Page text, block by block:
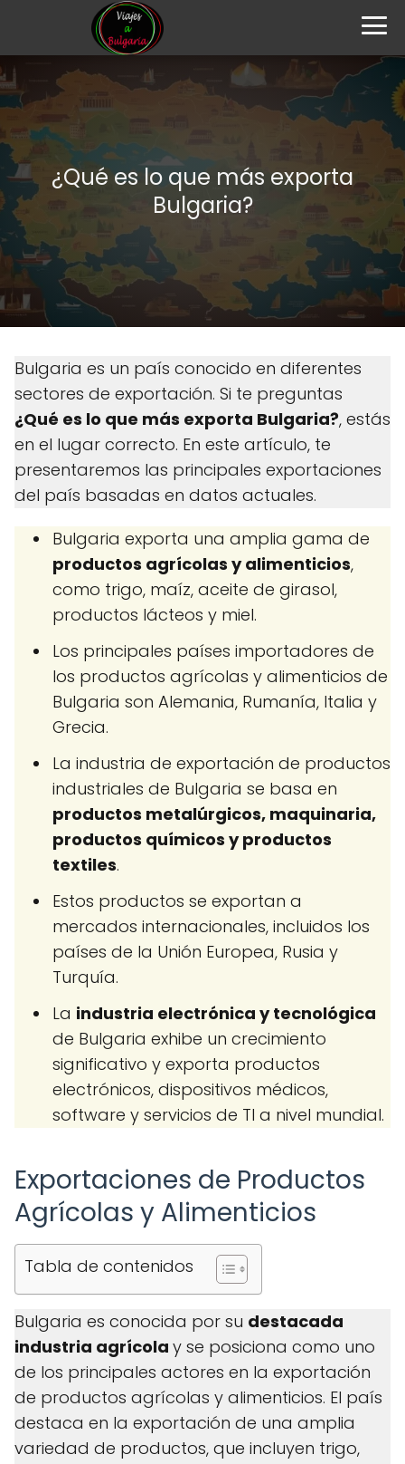
¿Qué es lo que más exporta
Bulgaria?
Bulgaria es un país conocido en diferentes
sectores de exportación. Si te preguntas
¿Qué es lo que más exporta Bulgaria?, estás
en el lugar correcto. En este artículo, te
presentaremos las principales exportaciones
del país basadas en datos actuales.
Bulgaria exporta una amplia gama de
productos agrícolas y alimenticios,
como trigo, maíz, aceite de girasol,
productos lácteos y miel.
Los principales países importadores de
los productos agrícolas y alimenticios de
Bulgaria son Alemania, Rumanía, Italia y
Grecia.
La industria de exportación de productos
industriales de Bulgaria se basa en
productos metalúrgicos, maquinaria,
productos químicos y productos
textiles.
Estos productos se exportan a
mercados internacionales, incluidos los
países de la Unión Europea, Rusia y
Turquía.
La industria electrónica y tecnológica
de Bulgaria exhibe un crecimiento
significativo y exporta productos
electrónicos, dispositivos médicos,
software y servicios de TI a nivel mundial.
Exportaciones de Productos
Agrícolas y Alimenticios
Tabla de contenidos
Bulgaria es conocida por su destacada
industria agrícola y se posiciona como uno
de los principales actores en la exportación
de productos agrícolas y alimenticios. El país
destaca en la exportación de una amplia
variedad de productos, que incluyen trigo,